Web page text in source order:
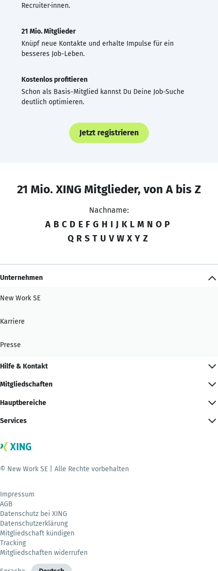
Recruiter·innen.
21 Mio. Mitglieder
Knüpf neue Kontakte und erhalte Impulse für ein
besseres Job-Leben.
Kostenlos profitieren
Schon als Basis-Mitglied kannst Du Deine Job-Suche
deutlich optimieren.
Jetzt registrieren
21 Mio. XING Mitglieder, von A bis Z
Nachname:
A B C D E F G H I J K L M N O P
Q R S T U V W X Y Z
Unternehmen
New Work SE
Karriere
Presse
Hilfe & Kontakt
Mitgliedschaften
Hauptbereiche
Services
© New Work SE | Alle Rechte vorbehalten
Impressum
AGB
Datenschutz bei XING
Datenschutzerklärung
Mitgliedschaft kündigen
Tracking
Mitgliedschaften widerrufen